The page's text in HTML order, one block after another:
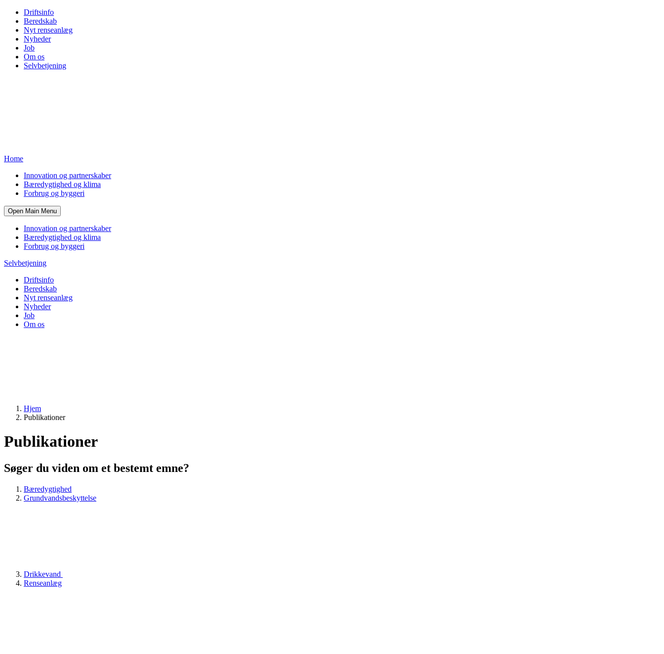
Driftsinfo
Beredskab
Nyt renseanlæg
Nyheder
Job
Om os
Selvbetjening
Home
Innovation og partnerskaber
Bæredygtighed og klima
Forbrug og byggeri
Open Main Menu
Innovation og partnerskaber
Bæredygtighed og klima
Forbrug og byggeri
Selvbetjening
Driftsinfo
Beredskab
Nyt renseanlæg
Nyheder
Job
Om os
Hjem
Publikationer
Publikationer
Søger du viden om et bestemt emne?
Bæredygtighed
Grundvandsbeskyttelse
Drikkevand
Renseanlæg